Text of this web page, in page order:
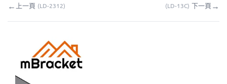
下載
線上詢價
我的詢價
← 上一頁 (LD-2312) (LD-13C) 下一頁 →